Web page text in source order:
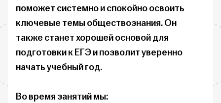
поможет системно и спокойно освоить
ключевые темы обществознания. Он
также станет хорошей основой для
подготовки к ЕГЭ и позволит уверенно
начать учебный год.
Во время занятий мы: